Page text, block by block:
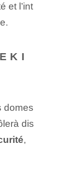
et l’int
domes
dis
,